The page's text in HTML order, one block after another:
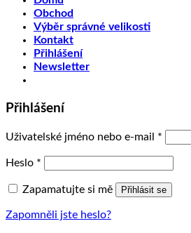
Obchod
Výběr správné velikosti
Kontakt
Přihlášení
Newsletter
Přihlášení
Uživatelské jméno nebo e-mail *
Heslo *
Zapamatujte si mě Přihlásit se
Zapomněli jste heslo?